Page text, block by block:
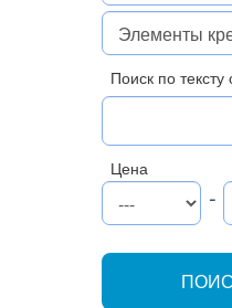
Поиск по
Цена
-